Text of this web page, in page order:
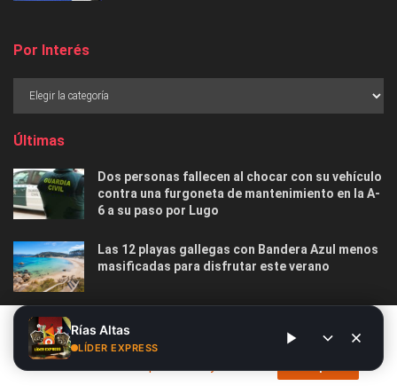
Por Interés
Últimas
Dos personas fallecen al chocar con su vehículo
contra una furgoneta de mantenimiento en la A-
6 a su paso por Lugo
Las 12 playas gallegas con Bandera Azul menos
masificadas para disfrutar este verano
O Marisquiño 2026 en Vigo: programa completo,
horarios, conciertos, deportes y todo lo que
debes saber
Rías Altas
LÍDER EXPRESS
Este sitio web utiliza cookies. Al continuar utilizando este sitio
web, usted da su consentimiento para el uso de cookies. Visite